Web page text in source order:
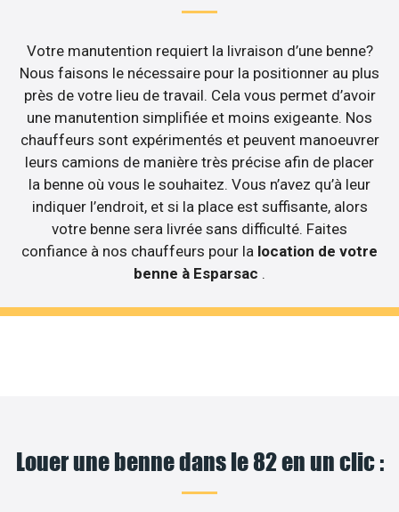
Votre manutention requiert la livraison d’une benne?
Nous faisons le nécessaire pour la positionner au plus
près de votre lieu de travail. Cela vous permet d’avoir
une manutention simplifiée et moins exigeante. Nos
chauffeurs sont expérimentés et peuvent manoeuvrer
leurs camions de manière très précise afin de placer
la benne où vous le souhaitez. Vous n’avez qu’à leur
indiquer l’endroit, et si la place est suffisante, alors
votre benne sera livrée sans difficulté. Faites
confiance à nos chauffeurs pour la location de votre
benne à Esparsac .
Louer une benne dans le 82 en un clic :